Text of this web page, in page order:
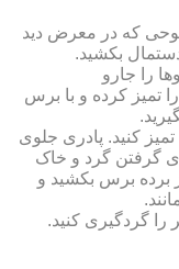
که در معرض دید
بکشید.
را جارو
تمیز کرده و با برس
کنید. پادری جلوی
گرفتن گرد و خاک
برده برس بکشید و
را گردگیری کنید.